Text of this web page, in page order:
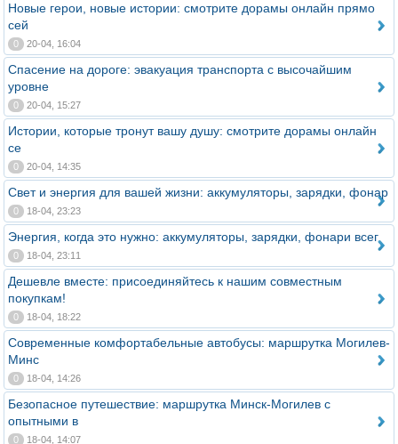
Новые герои, новые истории: смотрите дорамы онлайн прямо
сей
0 20-04, 16:04
Спасение на дороге: эвакуация транспорта с высочайшим
уровне
0 20-04, 15:27
Истории, которые тронут вашу душу: смотрите дорамы онлайн
се
0 20-04, 14:35
Свет и энергия для вашей жизни: аккумуляторы, зарядки, фонар
0 18-04, 23:23
Энергия, когда это нужно: аккумуляторы, зарядки, фонари всег
0 18-04, 23:11
Дешевле вместе: присоединяйтесь к нашим совместным
покупкам!
0 18-04, 18:22
Современные комфортабельные автобусы: маршрутка Могилев-
Минс
0 18-04, 14:26
Безопасное путешествие: маршрутка Минск-Могилев с
опытными в
0 18-04, 14:07